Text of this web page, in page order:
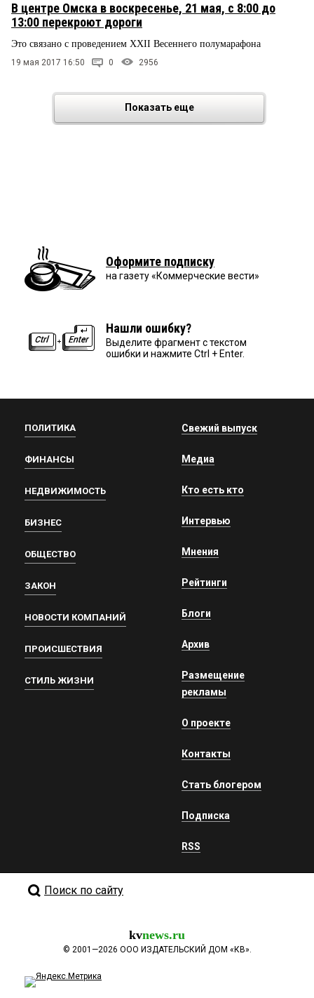
В центре Омска в воскресенье, 21 мая, с 8:00 до
13:00 перекроют дороги
Это связано с проведением XXII Весеннего полумарафона
19 мая 2017 16:50 0 2956
Показать еще
Оформите подписку
на газету «Коммерческие вести»
Нашли ошибку?
Выделите фрагмент с текстом
ошибки и нажмите Ctrl + Enter.
ПОЛИТИКА
ФИНАНСЫ
НЕДВИЖИМОСТЬ
БИЗНЕС
ОБЩЕСТВО
ЗАКОН
НОВОСТИ КОМПАНИЙ
ПРОИСШЕСТВИЯ
СТИЛЬ ЖИЗНИ
Свежий выпуск
Медиа
Кто есть кто
Интервью
Мнения
Рейтинги
Блоги
Архив
Размещение
рекламы
О проекте
Контакты
Стать блогером
Подписка
RSS
Поиск по сайту
kvnews.ru
© 2001—2026 ООО ИЗДАТЕЛЬСКИЙ ДОМ «КВ».